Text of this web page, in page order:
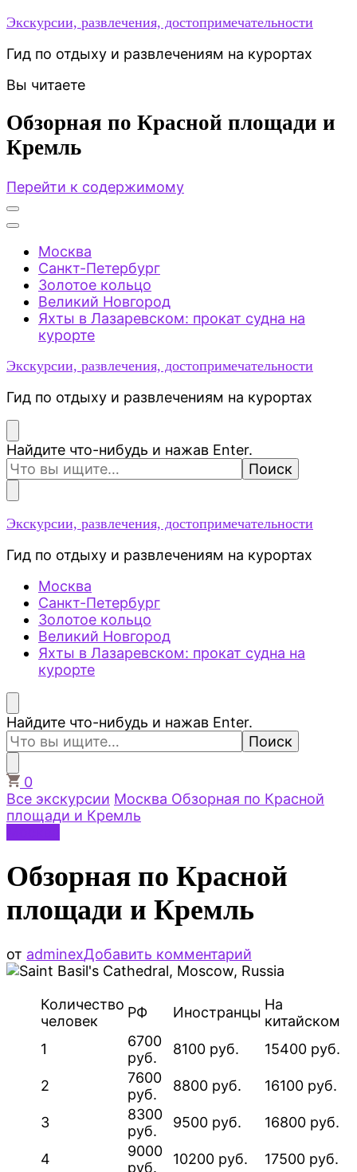
Экскурсии, развлечения, достопримечательности
Гид по отдыху и развлечениям на курортах
Вы читаете
Обзорная по Красной площади и
Кремль
Перейти к содержимому
Москва
Санкт-Петербург
Золотое кольцо
Великий Новгород
Яхты в Лазаревском: прокат судна на
курорте
Экскурсии, развлечения, достопримечательности
Гид по отдыху и развлечениям на курортах
Ищите
что-
то?
Найдите что-нибудь и нажав Enter.
Экскурсии, развлечения, достопримечательности
Гид по отдыху и развлечениям на курортах
Москва
Санкт-Петербург
Золотое кольцо
Великий Новгород
Яхты в Лазаревском: прокат судна на
курорте
Ищите
что-
то?
Найдите что-нибудь и нажав Enter.
0
Все экскурсии Москва Обзорная по Красной
площади и Кремль
Обзорная по Красной
площади и Кремль
от adminexДобавить комментарий
записи
по
Красной
Количество
человек
РФ Иностранцы На
китайском
1
6700
руб.
8100 руб. 15400 руб.
2
7600
руб.
8800 руб. 16100 руб.
3
8300
руб.
9500 руб. 16800 руб.
4
9000
руб.
10200 руб. 17500 руб.